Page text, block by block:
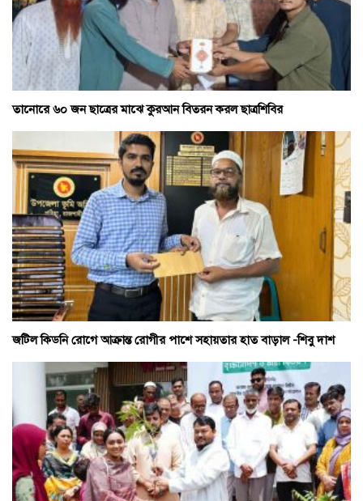
তানোরে ৬০ জন ছাত্রের মাঝে কুরআন বিতরন করল ছাত্রশিবির
জটিল কিডনি রোগে আক্রান্ত রোগীর পাশে সহায়তার হাত বাড়াল -শিবু দাশ